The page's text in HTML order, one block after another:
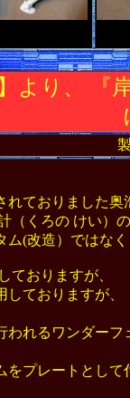
】より、
ておりました奥
くろの けい）
(改造）ではな
ておりますが、
ておりますが
れるワンダー
プレートとし